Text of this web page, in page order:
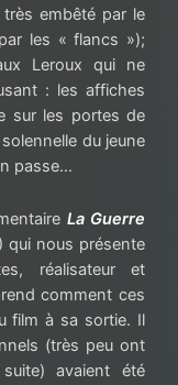
embêté par le
les « flancs »);
Leroux qui ne
: les affiches
sur les portes de
du jeune
passe…
La Guerre
qui nous présente
réalisateur et
comment ces
film à sa sortie. Il
(très peu ont
avaient été